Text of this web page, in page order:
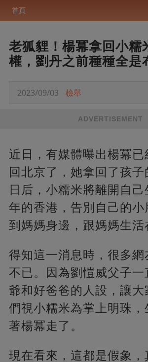
首頁
老狐貍！楊冪拿回小糯
權，劉丹之前種種全是
2023/09/03 檢舉
ADVERTISEMENT
近日，有媒體曝出楊冪已
回北京了，她拿回了孩子
日后，小糯米將離開自
年的香港，告別自己的小
到媽媽身邊，跟媽媽生活
得知這一消息時，很多網
不已。因為劉愷威父子一
爺和好爸爸的人設，讓
們視小糯米為掌上明珠，
著楊冪走了。
現在看來，這都是假象，